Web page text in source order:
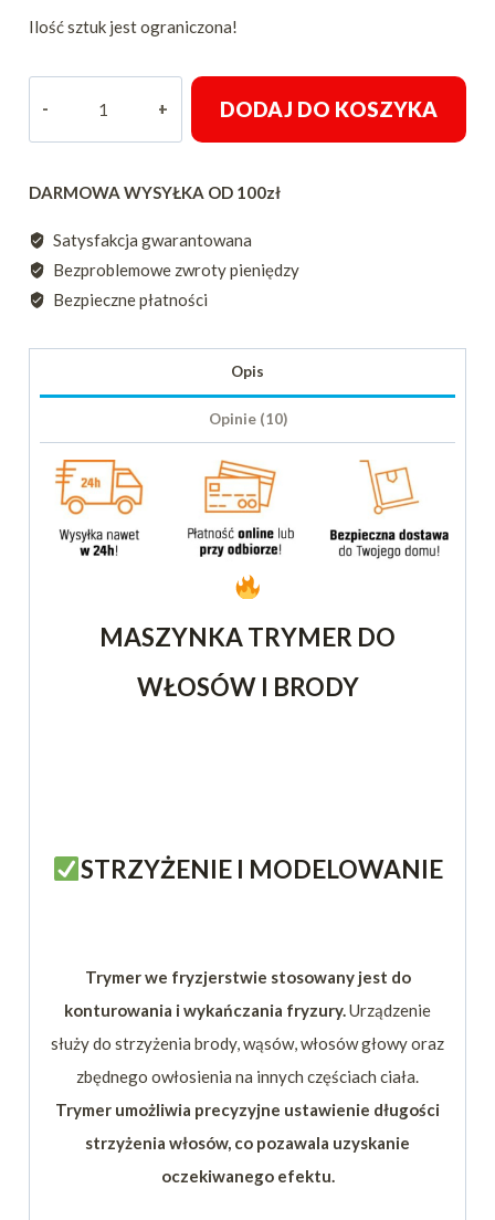
Ilość sztuk jest ograniczona!
DO
I
BRODY
DODAJ DO KOSZYKA
DARMOWA WYSYŁKA OD 100zł
Satysfakcja gwarantowana
Bezproblemowe zwroty pieniędzy
Bezpieczne płatności
Opis
Opinie (10)
MASZYNKA TRYMER DO
WŁOSÓW I BRODY
STRZYŻENIE I MODELOWANIE
Trymer we fryzjerstwie stosowany jest do
konturowania i wykańczania fryzury.Urządzenie
służy do strzyżenia brody, wąsów, włosów głowy oraz
zbędnego owłosienia na innych częściach ciała.
Trymer umożliwia precyzyjne ustawienie długości
strzyżenia włosów, co pozawala uzyskanie
oczekiwanego efektu.